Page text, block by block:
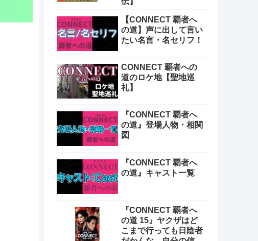
【CONNECT 覇者へ
の道】声に出して言い
たい名言・名セリフ！
CONNECT 覇者への
道のロケ地【聖地巡
礼】
『CONNECT 覇者へ
の道』登場人物・相関
図
『CONNECT 覇者へ
の道』キャスト一覧
『CONNECT 覇者へ
の道 15』ヤクザはど
こまで行っても日陰者